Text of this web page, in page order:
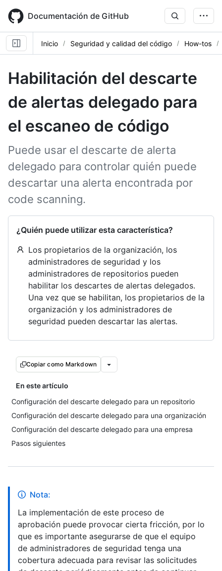
main
content
Documentación de GitHub
Inicio Seguridad y calidad del código How-tos
Habilitación del descarte
de alertas delegado para
el escaneo de código
Puede usar el descarte de alerta
delegado para controlar quién puede
descartar una alerta encontrada por
code scanning.
¿Quién puede utilizar esta característica?
Los propietarios de la organización, los
administradores de seguridad y los
administradores de repositorios pueden
habilitar los descartes de alertas delegados.
Una vez que se habilitan, los propietarios de la
organización y los administradores de
seguridad pueden descartar las alertas.
Copiar como Markdown
En este artículo
Configuración del descarte delegado para un repositorio
Configuración del descarte delegado para una organización
Configuración del descarte delegado para una empresa
Pasos siguientes
Nota:
La implementación de este proceso de
aprobación puede provocar cierta fricción, por lo
que es importante asegurarse de que el equipo
de administradores de seguridad tenga una
cobertura adecuada para revisar las solicitudes